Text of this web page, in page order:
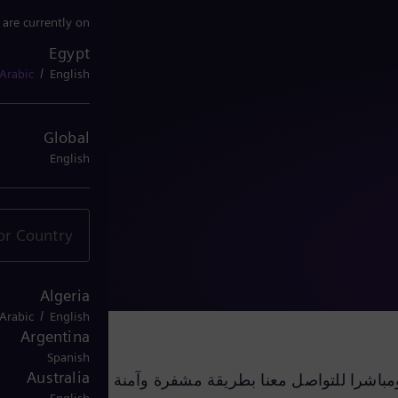
Egypt
are currently on
Egypt
English
/
Arabic
Global
English
Algeria
English
/
Arabic
Argentina
Spanish
Australia
للتواصل معنا بطريقة مشفرة وآمنة عبر البريد